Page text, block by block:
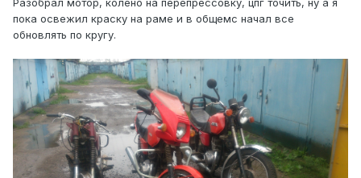
Разобрал мотор, колено на перепрессовку, цпг точить, ну а я
пока освежил краску на раме и в общемс начал все
обновлять по кругу.